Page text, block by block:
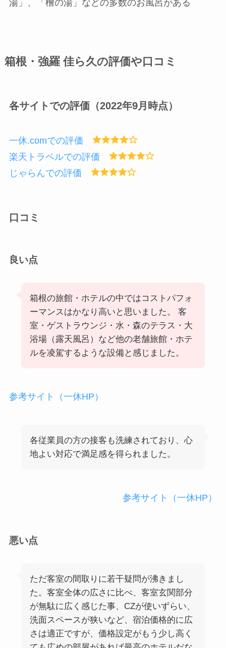
湯」、「檜の湯」などの多数のお風呂がある
箱根・強羅 佳ら久の評価や口コミ
各サイトでの評価（2022年9月時点）
一休.comでの評価
楽天トラベルでの評価
じゃらんでの評価
口コミ
良い点
箱根の旅館・ホテルの中ではコストパフォ
ーマンスはかなり高いと思いました。 客
室・ゲストラウンジ・水・森のテラス・大
浴場（露天風呂）など他の老舗旅館・ホテ
ルを凌駕するような設備と感じました。
参考サイト（一休HP）
各従業員の方の接客も洗練されており、心
地よい対応で満足感を得られました。
参考サイト（一休HP）
悪い点
ただ客室の間取りに若干疑問が沸きまし
た。客室全体の広さに比べ、客室玄関部分
が無駄に広く感じた事、CZが使いずらい、
洗面スペースが狭いなど、宿泊価格的に広
さは適正ですが、価格設定がもう少し高く